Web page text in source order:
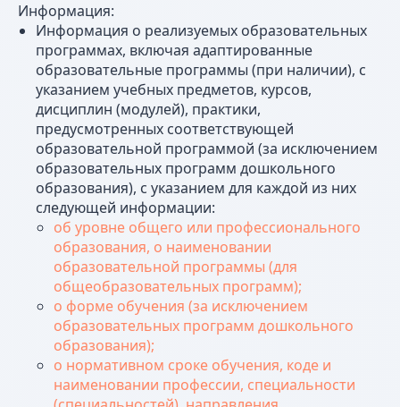
Информация:
Информация о реализуемых образовательных
программах, включая адаптированные
образовательные программы (при наличии), с
указанием учебных предметов, курсов,
дисциплин (модулей), практики,
предусмотренных соответствующей
образовательной программой (за исключением
образовательных программ дошкольного
образования), с указанием для каждой из них
следующей информации:
об уровне общего или профессионального
образования, о наименовании
образовательной программы (для
общеобразовательных программ);
о форме обучения (за исключением
образовательных программ дошкольного
образования);
о нормативном сроке обучения, коде и
наименовании профессии, специальности